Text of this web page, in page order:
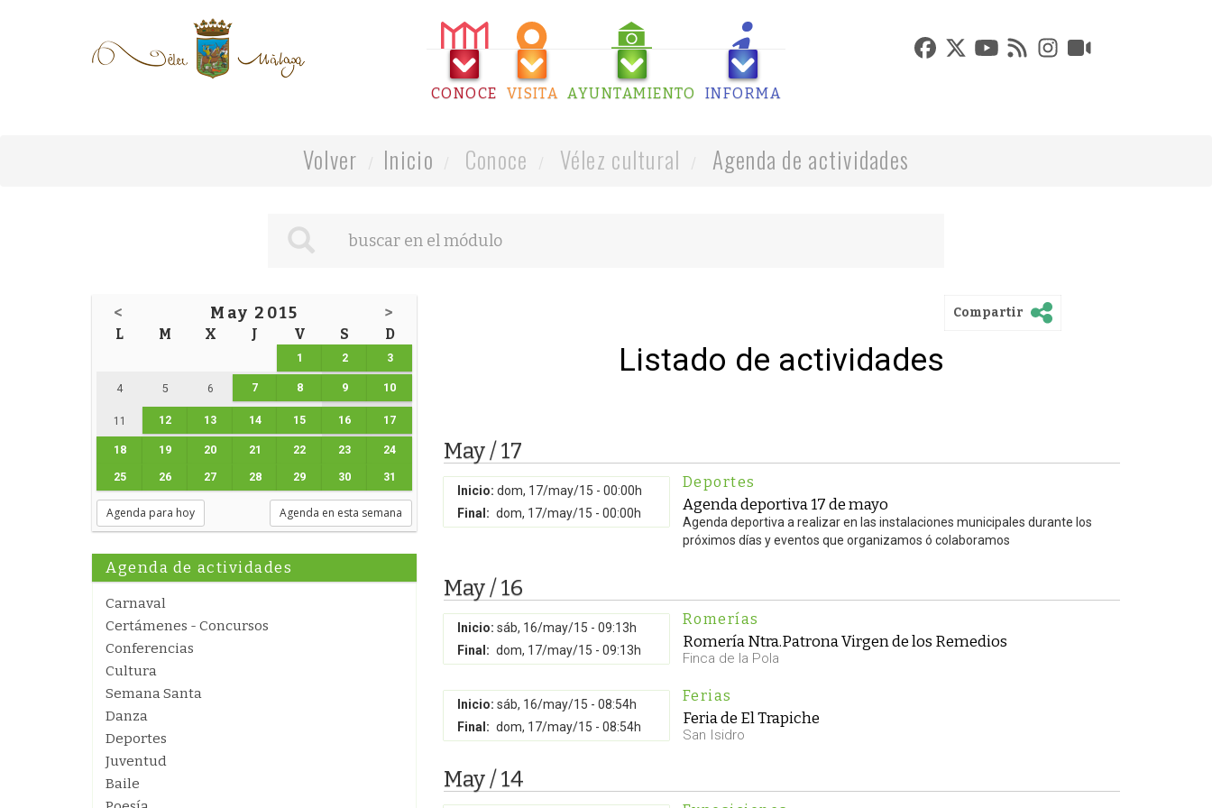
CONOCE VISITA AYUNTAMIENTO INFORMA
Volver Inicio Conoce Vélez cultural Agenda de actividades
< May 2015 >
L M X J V S D
1 2 3
4 5 6 7 8 9 10
11 12 13 14 15 16 17
18 19 20 21 22 23 24
25 26 27 28 29 30 31
Agenda para hoy Agenda en esta semana
Agenda de actividades
Carnaval
Certámenes - Concursos
Conferencias
Cultura
Semana Santa
Danza
Deportes
Juventud
Baile
Compartir
Listado de actividades
May / 17
Inicio: dom, 17/may/15 - 00:00h
Final: dom, 17/may/15 - 00:00h
Deportes
Agenda deportiva 17 de mayo
Agenda deportiva a realizar en las instalaciones municipales durante los
próximos días y eventos que organizamos ó colaboramos
May / 16
Inicio: sáb, 16/may/15 - 09:13h
Final: dom, 17/may/15 - 09:13h
Romerías
Romería Ntra.Patrona Virgen de los Remedios
Finca de la Pola
Inicio: sáb, 16/may/15 - 08:54h
Final: dom, 17/may/15 - 08:54h
Ferias
Feria de El Trapiche
San Isidro
May / 14